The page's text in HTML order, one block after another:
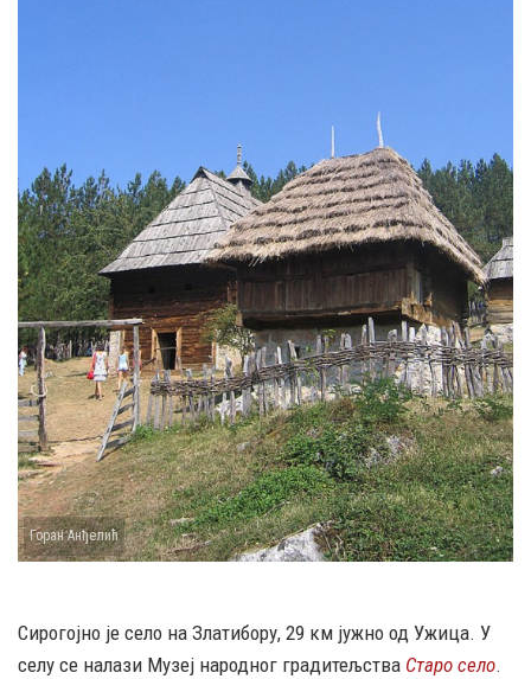
Горан Анђелић
Сирогојно је село на Златибору, 29 км јужно од Ужица. У
селу се налази Музеј народног градитељства Старо село.